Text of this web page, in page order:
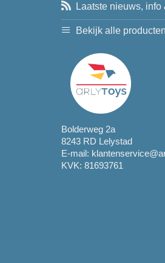
Laatste nieuws, info
Bekijk alle producten
Bolderweg 2a
8243 RD Lelystad
E-mail:
KVK: 81693761